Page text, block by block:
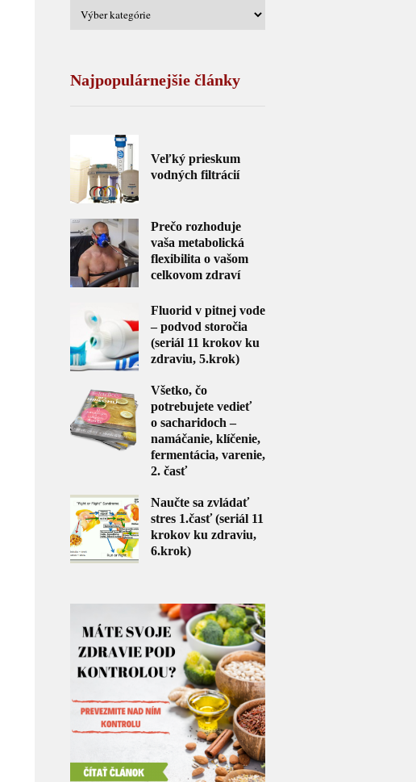
Najpopulárnejšie články
Veľký prieskum
vodných filtrácií
Prečo rozhoduje
vaša metabolická
flexibilita o vašom
celkovom zdraví
Fluorid v pitnej vode
– podvod storočia
(seriál 11 krokov ku
zdraviu, 5.krok)
Všetko, čo
potrebujete vedieť
o sacharidoch –
namáčanie, klíčenie,
fermentácia, varenie,
2. časť
Naučte sa zvládať
stres 1.časť (seriál 11
krokov ku zdraviu,
6.krok)